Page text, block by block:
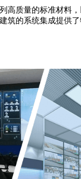
高质量的标准材料
筑的系统集成提供